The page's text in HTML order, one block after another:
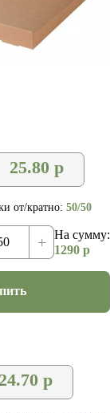
25.80 р
от/кратно: 50/50
+
На сумму:
1290 р
24.70 р